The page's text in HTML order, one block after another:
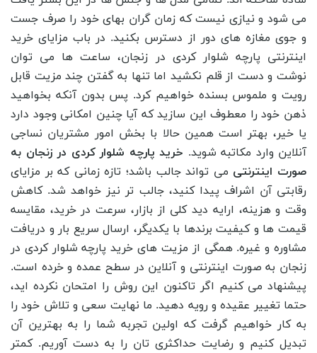
می شود و نیازی نیست که زمان گران بهای خود را صرف جست
و جوی مغازه های دور از دسترس بکنید. در باب مزایای خرید
اینترنتی پارچه شلوار کردی در زنجان، ساعت ها می توان
نوشت و دست از قلم نکشید اما تنها به گفتن چند مزیت قابل
رویت و ملموس بسنده خواهیم کرد. پس بدون آنکه بخواهید
ذهن خود را معطوف این سازید که آیا چنین امکانی وجود دارد
یا خیر، بهتر است همین حالا با بخش امور مشتریان نساجی
آنلاین وارد مکاتبه شوید. خرید پارچه شلوار کردی در زنجان به
صورت اینترنتی می تواند جالب باشد؛ تازه زمانی که بر مزایای
رقابتی آن اشراف پیدا کنید، جالب تر نیز خواهد شد. کاهش
وقت و هزینه، ارایه دید کلی از بازار، سرعت در خرید، مقایسه
قیمت ها و کیفیت برندها با یکدیگر، ارسال سریع بار و دریافت
مشاوره و غیره. همگی از مزیت های خرید پارچه شلوار کردی در
زنجان به صورت اینترنتی و آنلاین در سطح عمده و خرده است.
پیشنهاد می کنیم اگر تاکنون این روش را امتحان نکرده اید،
حتما تغییر عقیده و رویه دهید. ما نهایت سعی و تلاش خود را
به کار خواهیم گرفت که اولین تجربه شما را به بهترین آن
تبدیل کنیم و رضایت حداکثری تان را به دست آوریم. کمتر